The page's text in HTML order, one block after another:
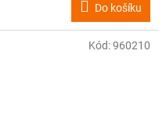
Do košíku
Kód:960210